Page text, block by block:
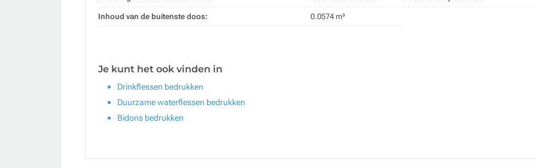
Inhoud van de buitenste doos: 0.0574 m³
Je kunt het ook vinden in
Drinkflessen bedrukken
Duurzame waterflessen bedrukken
Bidons bedrukken